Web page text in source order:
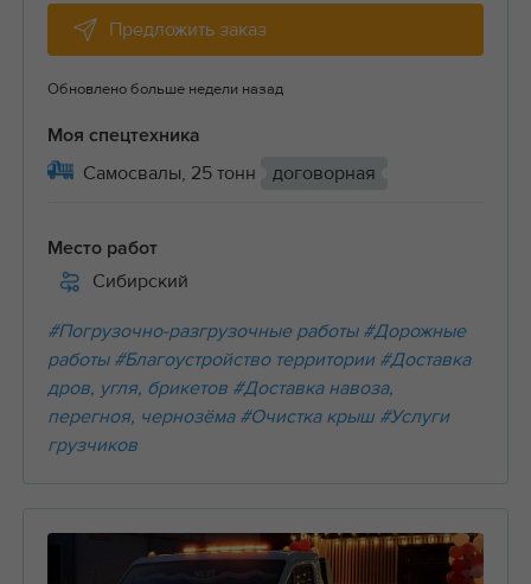
Предложить заказ
Обновлено больше недели назад
Моя спецтехника
Самосвалы, 25 тонн договорная
Место работ
Сибирский
#Погрузочно-разгрузочные работы #Дорожные
работы #Благоустройство территории #Доставка
дров, угля, брикетов #Доставка навоза,
перегноя, чернозёма #Очистка крыш #Услуги
грузчиков